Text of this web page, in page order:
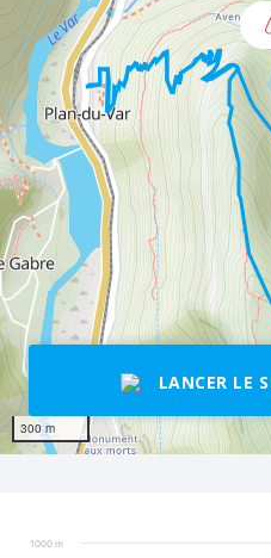
300 m
LANCER LE
1000 m